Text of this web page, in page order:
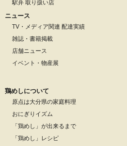
駅弁 取り扱い店
ニュース
TV・メディア関連 配達実績
雑誌・書籍掲載
店舗ニュース
イベント・物産展
鶏めしについて
原点は大分県の家庭料理
おにぎりイズム
「鶏めし」が出来るまで
「鶏めし」レシピ